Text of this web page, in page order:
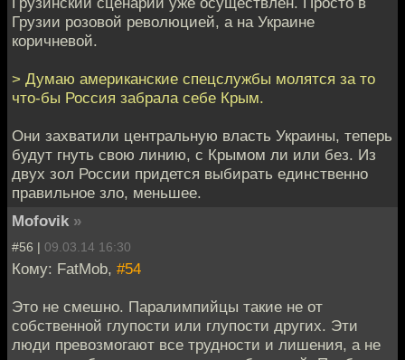
Грузии розовой революцией, а на Украине
коричневой.
> Думаю американские спецслужбы молятся за то
что-бы Россия забрала себе Крым.
Они захватили центральную власть Украины, теперь
будут гнуть свою линию, с Крымом ли или без. Из
двух зол России придется выбирать единственно
правильное зло, меньшее.
Mofovik »
#56 | 09.03.14 16:30
Кому: FatMob, #54
Это не смешно. Паралимпийцы такие не от
собственной глупости или глупости других. Эти
люди превозмогают все трудности и лишения, а не